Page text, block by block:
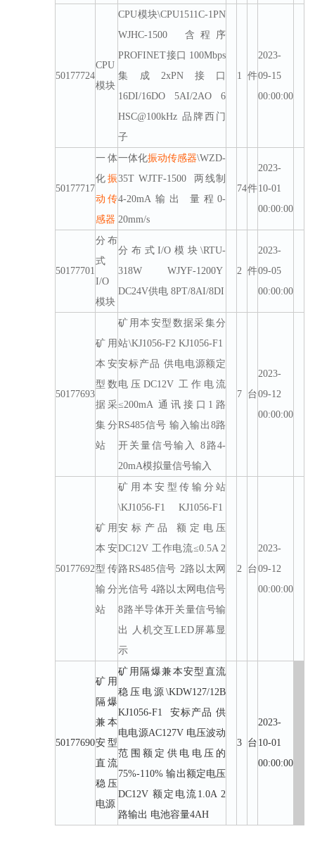
50177724
CPU
模块
CPU模块\CPU1511C-1PN
WJHC-1500 含程序
PROFINET接口 100Mbps
集成2xPN接口
16DI/16DO 5AI/2AO 6
HSC@100kHz 品牌西门
子
1 件
2023-
09-15
00:00:00
50177717
一体
化振
动传
感器
一体化振动传感器\WZD-
35T WJTF-1500 两线制
4-20mA输出 量程0-
20mm/s
74件
2023-
10-01
00:00:00
50177701
分布
式
I/O
模块
分布式I/O模块\RTU-
318W WJYF-1200Y
DC24V供电 8PT/8AI/8DI
2 件
2023-
09-05
00:00:00
50177693
矿用
本安
型数
据采
集分
站
矿用本安型数据采集分
站\KJ1056-F2 KJ1056-F1
安标产品 供电电源额定
电压DC12V 工作电流
≤200mA 通讯接口1路
RS485信号 输入输出8路
开关量信号输入 8路4-
20mA模拟量信号输入
7 台
2023-
09-12
00:00:00
50177692
矿用
本安
型传
输分
站
矿用本安型传输分站
\KJ1056-F1 KJ1056-F1
安标产品 额定电压
DC12V 工作电流≤0.5A 2
路RS485信号 2路以太网
光信号 4路以太网电信号
8路半导体开关量信号输
出 人机交互LED屏幕显
示
2 台
2023-
09-12
00:00:00
50177690
矿用
隔爆
兼本
安型
直流
稳压
电源
矿用隔爆兼本安型直流
稳压电源\KDW127/12B
KJ1056-F1 安标产品 供
电电源AC127V 电压波动
范围额定供电电压的
75%-110% 输出额定电压
DC12V 额定电流1.0A 2
路输出 电池容量4AH
3 台
2023-
10-01
00:00:00